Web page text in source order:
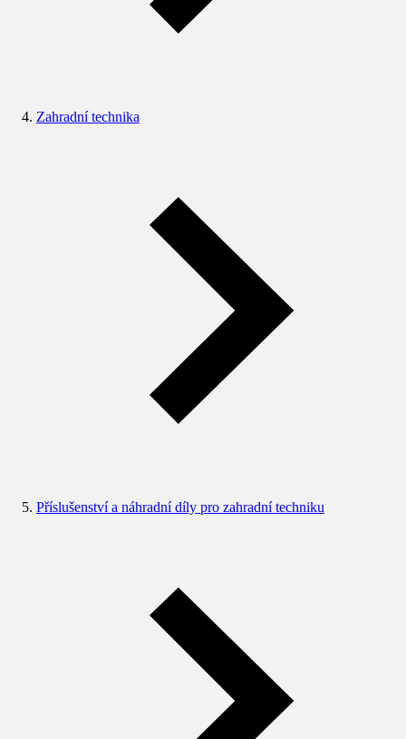
Zahradní technika
Příslušenství a náhradní díly pro zahradní techniku